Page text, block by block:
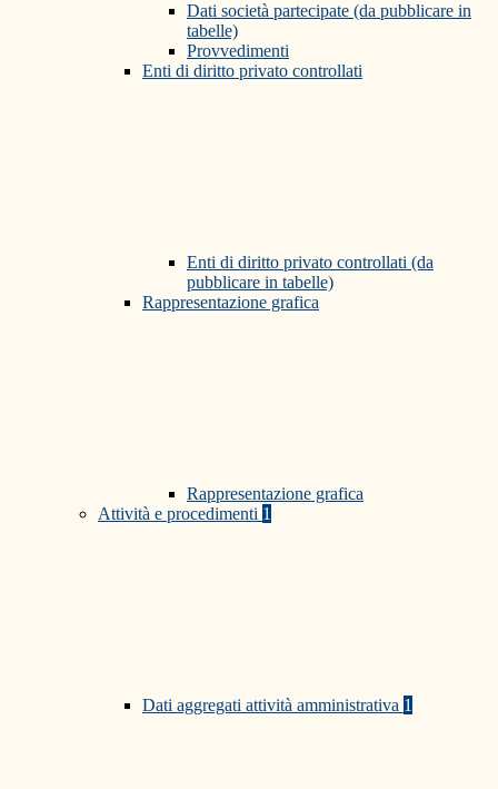
Dati società partecipate (da pubblicare in
tabelle)
Provvedimenti
Enti di diritto privato controllati
Enti di diritto privato controllati (da
pubblicare in tabelle)
Rappresentazione grafica
Rappresentazione grafica
Attività e procedimenti 1
Dati aggregati attività amministrativa 1